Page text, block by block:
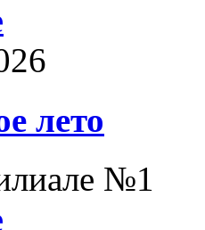
лето
№1